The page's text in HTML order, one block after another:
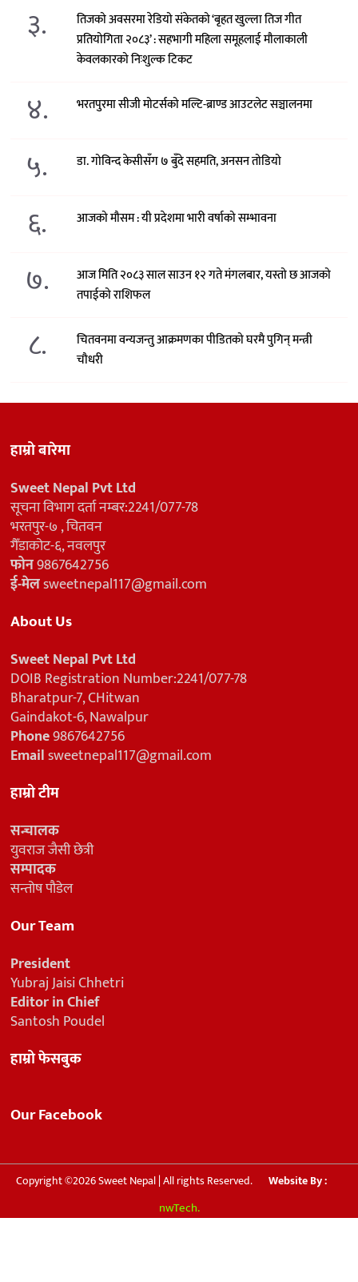
३.
तिजको अवसरमा रेडियो संकेतको ‘बृहत खुल्ला तिज गीत
प्रतियोगिता २०८३’ : सहभागी महिला समूहलाई मौलाकाली
केवलकारको निःशुल्क टिकट
४. भरतपुरमा सीजी मोटर्सको मल्टि-ब्राण्ड आउटलेट सञ्चालनमा
५. डा. गोविन्द केसीसँग ७ बुँदे सहमति, अनसन तोडियो
६. आजको मौसम : यी प्रदेशमा भारी वर्षाको सम्भावना
७.
आज मिति २०८३ साल साउन १२ गते मंगलबार, यस्तो छ आजको
तपाईको राशिफल
८.
चितवनमा वन्यजन्तु आक्रमणका पीडितको घरमै पुगिन् मन्त्री
चौधरी
हाम्रो बारेमा
Sweet Nepal Pvt Ltd
सूचना विभाग दर्ता नम्बर:2241/077-78
भरतपुर-७ , चितवन
गैँडाकोट-६, नवलपुर
फोन9867642756
ई-मेलsweetnepal117@gmail.com
About Us
Sweet Nepal Pvt Ltd
DOIB Registration Number:2241/077-78
Bharatpur-7, CHitwan
Gaindakot-6, Nawalpur
Phone9867642756
Emailsweetnepal117@gmail.com
हाम्रो टीम
सन्चालक
युवराज जैसी छेत्री
सम्पादक
सन्तोष पौडेल
Our Team
President
Yubraj Jaisi Chhetri
Editor in Chief
Santosh Poudel
हाम्रो फेसबुक
Our Facebook
Copyright ©2026 Sweet Nepal | All rights Reserved. Website By :
nwTech.